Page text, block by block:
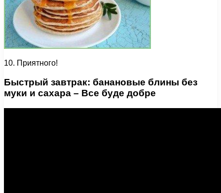
10. Приятного!
Быстрый завтрак: банановые блины без
муки и сахара – Все буде добре